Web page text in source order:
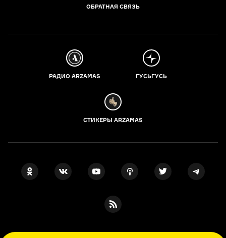
ОБРАТНАЯ СВЯЗЬ
РАДИО ARZAMAS ГУСЬГУСЬ
СТИКЕРЫ ARZAMAS